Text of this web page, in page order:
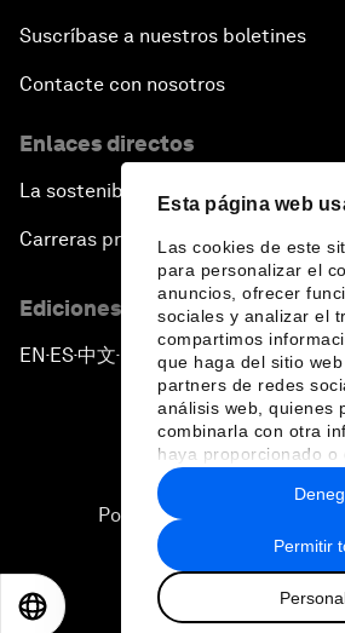
Esta página web
Las cookies de este
para personalizar el
anuncios, ofrecer
sociales y analizar el
compartimos
que haga del sitio
partners de redes
análisis web, quienes
combinarla con otra
haya proporcionado o
recopilado a partir del
hecho de sus
Permitir
Suscríbase a nuestros boletines
Contacte con nosotros
Enlaces directos
La sostenibilidad en el Foro
Carreras profesionales
Ediciones en otros idiomas
EN ▪ES▪中文▪ 日本語
Política de privacidad y
Sitemap
2026 Foro Económico